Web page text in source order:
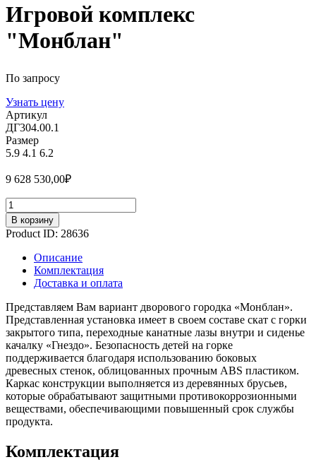
Игровой комплекс
"Монблан"
По запросу
Узнать цену
Артикул
ДГ304.00.1
Размер
5.9 4.1 6.2
9 628 530,00₽
Количество
В корзину
Product ID: 28636
Описание
Комплектация
Доставка и оплата
Представляем Вам вариант дворового городка «Монблан».
Представленная установка имеет в своем составе скат с горки
закрытого типа, переходные канатные лазы внутри и сиденье
качалку «Гнездо». Безопасность детей на горке
поддерживается благодаря использованию боковых
древесных стенок, облицованных прочным ABS пластиком.
Каркас конструкции выполняется из деревянных брусьев,
которые обрабатывают защитными противокоррозионными
веществами, обеспечивающими повышенный срок службы
продукта.
Комплектация